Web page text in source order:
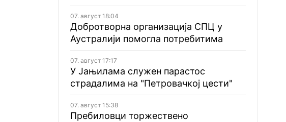
07. август 18:04
Добротворна организација СПЦ у
Аустралији помогла потребитима
07. август 17:17
У Јањилама служен парастос
страдалима на "Петровачкој цести"
07. август 15:38
Пребиловци торжествено